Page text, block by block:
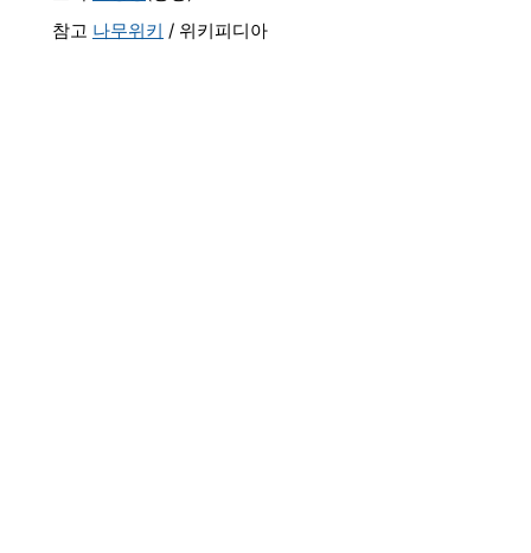
참고 나무위키 / 위키피디아